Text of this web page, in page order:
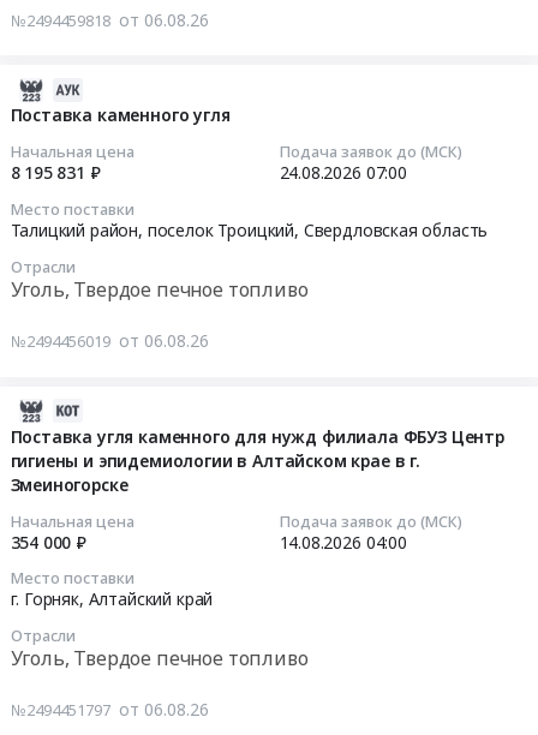
№2494459818 от 06.08.26
Поставка каменного угля
Начальная цена
8 195 831 ₽
Подача заявок до (МСК)
24.08.2026 07:00
Место поставки
Талицкий район, поселок Троицкий, Свердловская область
Отрасли
Уголь, Твердое печное топливо
№2494456019 от 06.08.26
Поставка угля каменного для нужд филиала ФБУЗ Центр
гигиены и эпидемиологии в Алтайском крае в г.
Змеиногорске
Начальная цена
354 000 ₽
Подача заявок до (МСК)
14.08.2026 04:00
Место поставки
г. Горняк, Алтайский край
Отрасли
Уголь, Твердое печное топливо
№2494451797 от 06.08.26